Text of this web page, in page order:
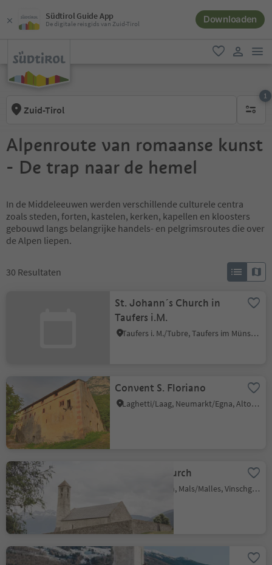
Südtirol Guide App
De digitale reisgids van Zuid-Tirol Downloaden
favoriet
Zuid-Tirol
1
1
Alpenroute van romaanse kunst
- De trap naar de hemel
In de Middeleeuwen werden verschillende culturele centra
zoals steden, forten, kastelen, kerken, kapellen en kloosters
gebouwd langs belangrijke handels- en pelgrimsroutes die over
de Alpen liepen.
30 Resultaten
St. Johann´s Church in
Taufers i.M.
Taufers i. M./Tubre, Taufers im Münstertal/Tubre, Vinschgau/Val Venosta
Convent S. Floriano
Laghetti/Laag, Neumarkt/Egna, Alto Adige Wine Road
St. Veit´s Church
Tarces/Tartsch, Mals/Malles, Vinschgau/Val Venosta
St. Benedikt´s Church